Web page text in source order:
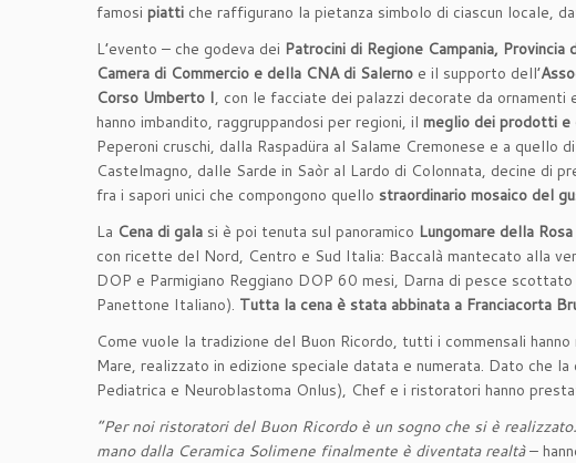
famosi piatti che raffigurano la pietanza simbolo di ciascun locale,
L’evento – che godeva dei Patrocini di Regione Campania,
Camera di Commercio e della CNA di Salerno e il supporto dell’
Corso Umberto I, con le facciate dei palazzi decorate da
hanno imbandito, raggruppandosi per regioni, il meglio dei prodotti e
Peperoni cruschi, dalla Raspadüra al Salame Cremonese e a
Castelmagno, dalle Sarde in Saòr al Lardo di Colonnata, decine di
fra i sapori unici che compongono quello straordinario mosaico del
La Cena di gala si è poi tenuta sul panoramico Lungomare della
con ricette del Nord, Centro e Sud Italia: Baccalà mantecato alla
DOP e Parmigiano Reggiano DOP 60 mesi, Darna di pesce
Panettone Italiano). Tutta la cena è stata abbinata a Franciacorta
Come vuole la tradizione del Buon Ricordo, tutti i commensali
Mare, realizzato in edizione speciale datata e numerata. Dato che la
Pediatrica e Neuroblastoma Onlus), Chef e i ristoratori hanno
“Per noi ristoratori del Buon Ricordo è un sogno che si è
mano dalla Ceramica Solimene finalmente è diventata realtà–